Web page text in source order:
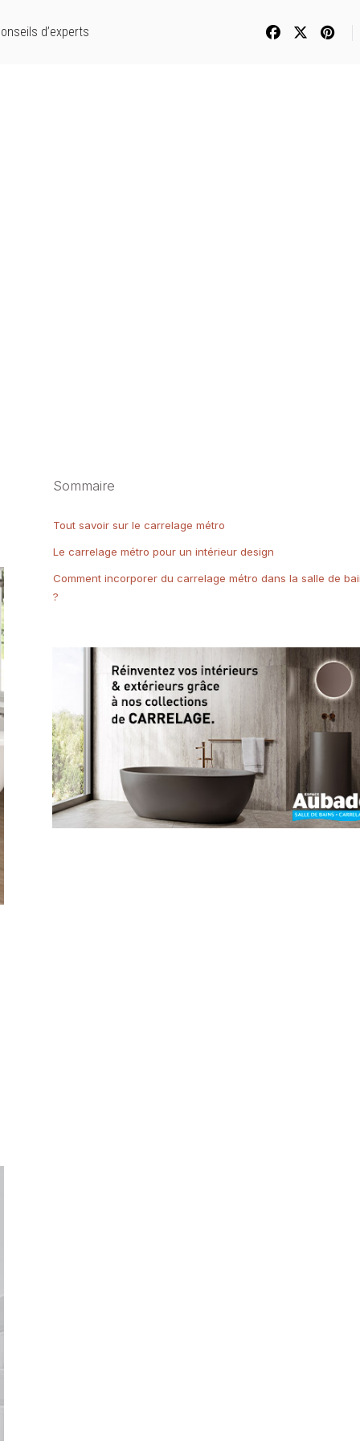
d’experts
Sommaire
Tout savoir sur le carrelage métro
Le carrelage métro pour un intérieur design
Comment incorporer du carrelage métro dans la salle de
?